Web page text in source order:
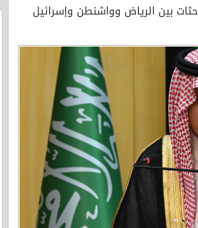
بين الرياض وواشنطن وإسرائيل